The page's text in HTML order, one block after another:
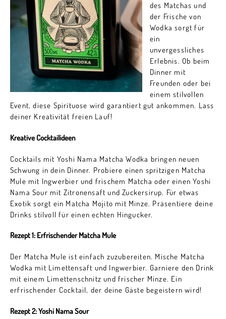
des Matchas und
der Frische von
Wodka sorgt für
ein
unvergessliches
Erlebnis. Ob beim
Dinner mit
Freunden oder bei
einem stilvollen
Event, diese Spirituose wird garantiert gut ankommen. Lass
deiner Kreativität freien Lauf!
Kreative Cocktailideen
Cocktails mit Yoshi Nama Matcha Wodka bringen neuen
Schwung in dein Dinner. Probiere einen spritzigen Matcha
Mule mit Ingwerbier und frischem Matcha oder einen Yoshi
Nama Sour mit Zitronensaft und Zuckersirup. Für etwas
Exotik sorgt ein Matcha Mojito mit Minze. Präsentiere deine
Drinks stilvoll für einen echten Hingucker.
Rezept 1: Erfrischender Matcha Mule
Der Matcha Mule ist einfach zuzubereiten. Mische Matcha
Wodka mit Limettensaft und Ingwerbier. Garniere den Drink
mit einem Limettenschnitz und frischer Minze. Ein
erfrischender Cocktail, der deine Gäste begeistern wird!
Rezept 2: Yoshi Nama Sour